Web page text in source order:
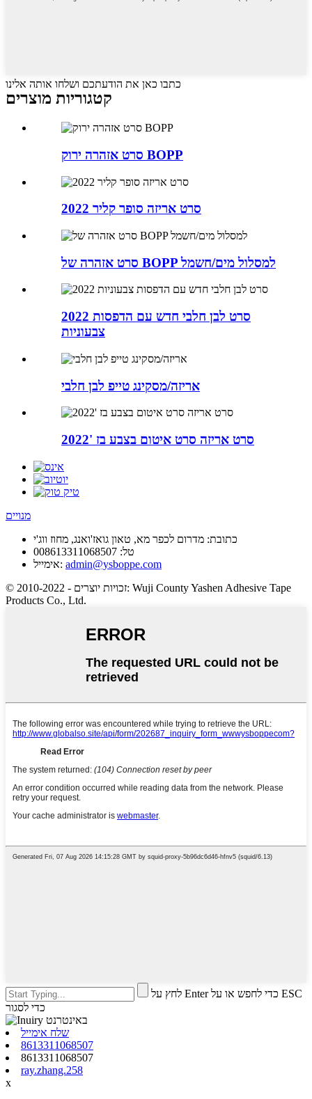
כתבו כאן את הודעתכם ושלחו אותה אלינו
קטגוריות מוצרים
סרט אזהרה ירוק BOPP
סרט אריזה סופר קליר 2022
סרט אזהרה של BOPP למסלול מים/חשמל
2022 סרט לבן חלבי חדש עם הדפסות
צבעוניות
אריזה/מסקינג טייפ לבן חלבי
סרט אריזה סרט איטום בצבע בז '2022
מנויים
כתובת: מדרום לכפר מא, טאון גואז'ואנג, מחוז ווג'י
טל: 008613311068507
אימייל: admin@ysboppe.com
© זכויות יוצרים - 2010-2022: Wuji County Yashen Adhesive Tape
Products Co., Ltd.
לחץ על Enter כדי לחפש או על ESC
כדי לסגור
שלח אימייל
8613311068507
8613311068507
ray.zhang.258
x